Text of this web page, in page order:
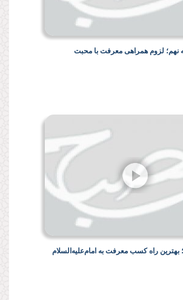
نهم؛ لزوم همراهی معرفت با محبت
راه کسب معرفت به امام‌علیه‌السلام